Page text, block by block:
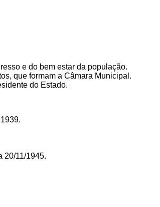
e do bem estar da população.
que formam a Câmara Municipal.
do Estado.
20/11/1945.